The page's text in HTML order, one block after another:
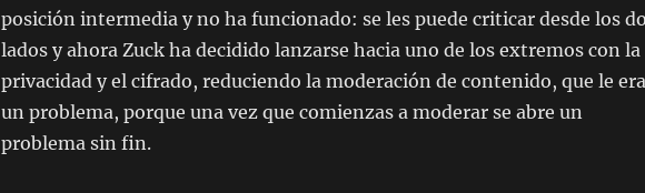
posición intermedia y no ha funcionado: se les puede criticar desde los
lados y ahora Zuck ha decidido lanzarse hacia uno de los extremos con la
privacidad y el cifrado, reduciendo la moderación de contenido, que le era
un problema, porque una vez que comienzas a moderar se abre un
problema sin fin.